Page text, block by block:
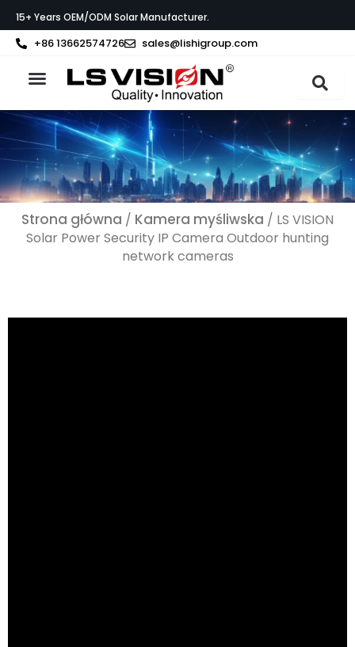
do
treści
15+ Years OEM/ODM Solar Manufacturer.
+86 13662574726 sales@lishigroup.com
Strona główna / Kamera myśliwska / LS VISION
Solar Power Security IP Camera Outdoor hunting
network cameras